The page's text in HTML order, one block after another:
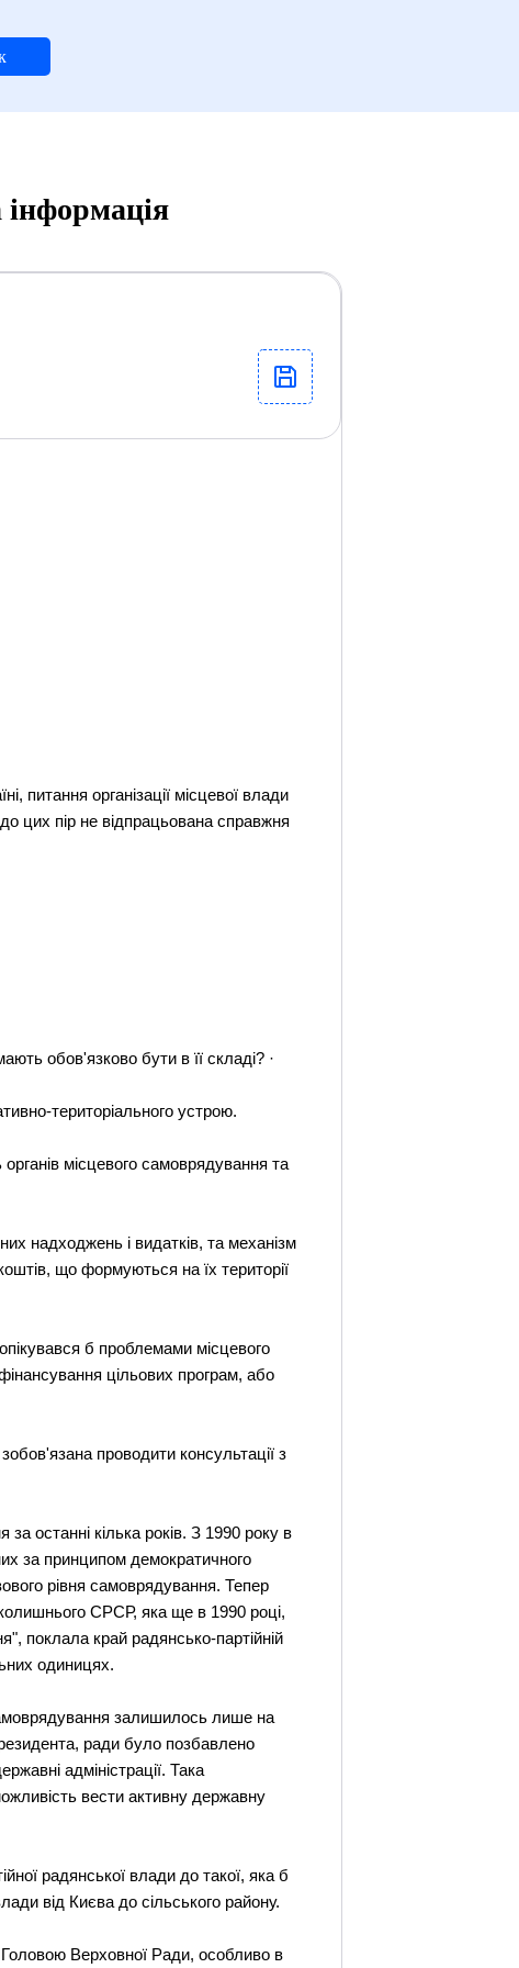
питання органiзацiї мiсцевої влади
цих пiр не вiдпрацьована справжня
обов'язково бути в її складi? ·
територiального устрою.
мiсцевого самоврядування та
надходжень i видаткiв, та механiзм
що формуються на їх територiї
б проблемами мiсцевого
цiльових програм, або
проводити консультацiї з
останнi кiлька рокiв. З 1990 року в
за принципом демократичного
рiвня самоврядування. Тепер
СРСР, яка ще в 1990 роцi,
поклала край радянсько-партiйнiй
одиницях.
залишилось лише на
ради було позбавлено
адмiнiстрацiї. Така
вести активну державну
радянської влади до такої, яка б
вiд Києва до сiльського району.
Верховної Ради, особливо в